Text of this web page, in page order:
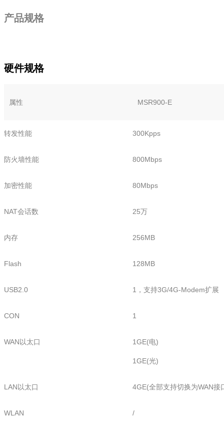
产品规格
硬件规格
属性 MSR900-E
转发性能 300Kpps
防火墙性能 800Mbps
加密性能 80Mbps
NAT会话数 25万
内存 256MB
Flash 128MB
USB2.0 1，支持3G/4G-Modem扩展
CON 1
WAN以太口 1GE(电)
1GE(光)
LAN以太口 4GE(全部支持切换为WAN接
WLAN /